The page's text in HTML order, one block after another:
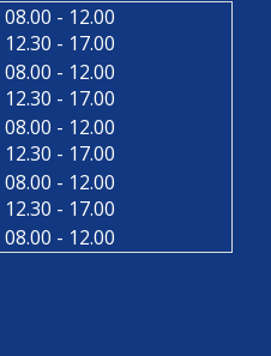
08.00 tot
- 12.00
12.30 tot
- 17.00
08.00 tot
- 12.00
12.30 tot
- 17.00
08.00 tot
- 12.00
12.30 tot
- 17.00
08.00 tot
- 12.00
12.30 tot
- 17.00
08.00 - 12.00